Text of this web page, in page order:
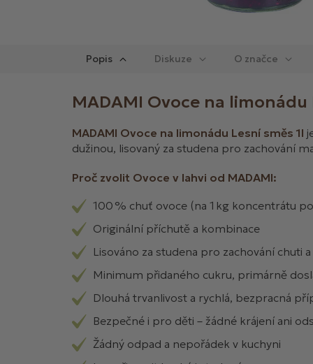
Popis Diskuze
MADAMI Ovoce na limonádu
MADAMI Ovoce na limonádu Lesní směs 1l
dužinou, lisovaný za studena pro zachování
Proč zvolit Ovoce v lahvi od MADAMI:
100 % chuť ovoce (na 1 kg koncentrátu
Originální příchutě a kombinace
Lisováno za studena pro zachování chuti
Minimum přidaného cukru, primárně
Dlouhá trvanlivost a rychlá, bezpracná
Bezpečné i pro děti – žádné krájení ani
Žádný odpad a nepořádek v kuchyni